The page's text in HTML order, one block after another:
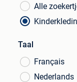
Alle
Taal
Français
Nederlands